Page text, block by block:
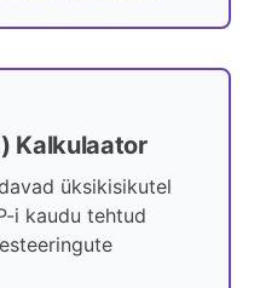
Kalkulaator
üksikisikutel
i kaudu tehtud